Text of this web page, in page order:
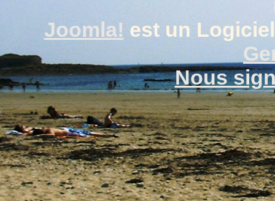
Joomla! est un
Nous